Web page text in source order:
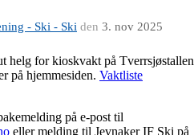
- Ski - Ski den 3. nov 2025
helg for kioskvakt på
på hjemmesiden. Vaktliste
på e-post til
eller melding til Jevnaker IF Ski på